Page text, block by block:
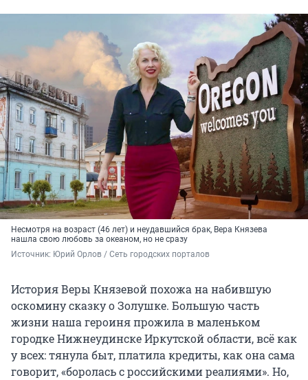
Несмотря на возраст (46 лет) и неудавшийся брак, Вера Князева
нашла свою любовь за океаном, но не сразу
Источник: Юрий Орлов / Сеть городских порталов
История Веры Князевой похожа на набившую
оскомину сказку о Золушке. Большую часть
жизни наша героиня прожила в маленьком
городке Нижнеудинске Иркутской области, всё как
у всех: тянула быт, платила кредиты, как она сама
говорит, «боролась с российскими реалиями». Но,